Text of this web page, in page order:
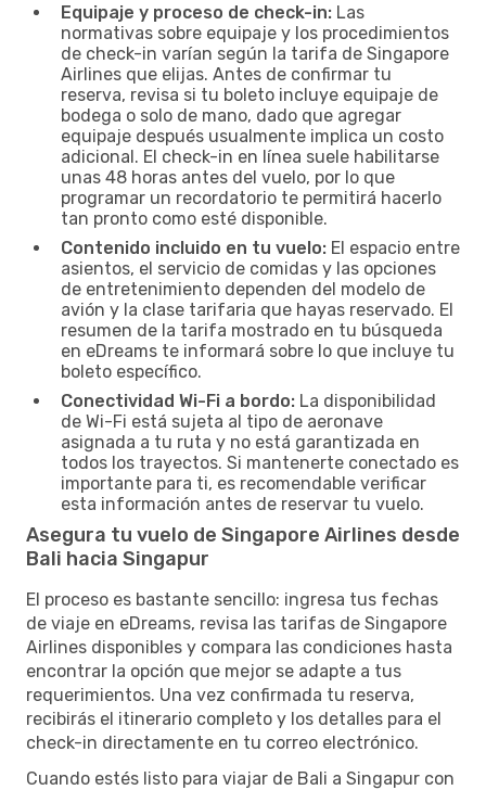
Equipaje y proceso de check-in: Las
normativas sobre equipaje y los procedimientos
de check-in varían según la tarifa de Singapore
Airlines que elijas. Antes de confirmar tu
reserva, revisa si tu boleto incluye equipaje de
bodega o solo de mano, dado que agregar
equipaje después usualmente implica un costo
adicional. El check-in en línea suele habilitarse
unas 48 horas antes del vuelo, por lo que
programar un recordatorio te permitirá hacerlo
tan pronto como esté disponible.
Contenido incluido en tu vuelo: El espacio entre
asientos, el servicio de comidas y las opciones
de entretenimiento dependen del modelo de
avión y la clase tarifaria que hayas reservado. El
resumen de la tarifa mostrado en tu búsqueda
en eDreams te informará sobre lo que incluye tu
boleto específico.
Conectividad Wi-Fi a bordo: La disponibilidad
de Wi-Fi está sujeta al tipo de aeronave
asignada a tu ruta y no está garantizada en
todos los trayectos. Si mantenerte conectado es
importante para ti, es recomendable verificar
esta información antes de reservar tu vuelo.
Asegura tu vuelo de Singapore Airlines desde
Bali hacia Singapur
El proceso es bastante sencillo: ingresa tus fechas
de viaje en eDreams, revisa las tarifas de Singapore
Airlines disponibles y compara las condiciones hasta
encontrar la opción que mejor se adapte a tus
requerimientos. Una vez confirmada tu reserva,
recibirás el itinerario completo y los detalles para el
check-in directamente en tu correo electrónico.
Cuando estés listo para viajar de Bali a Singapur con